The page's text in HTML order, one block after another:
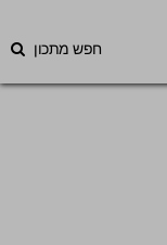
חפש מתכון